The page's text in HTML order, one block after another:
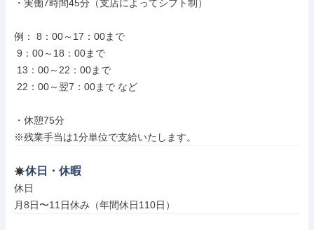
・実働7時間45分（支店によってシフト制）
例： 8：00～17：00まで
・休憩75分
※残業手当は1分単位で支給いたします。
休日・休暇
休日
月8日〜11日休み（年間休日110日）